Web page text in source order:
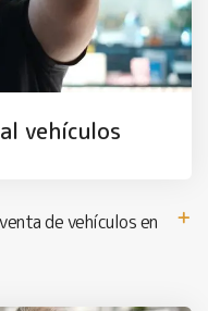
vehículos
de vehículos en